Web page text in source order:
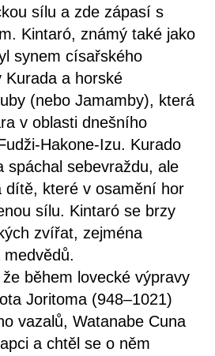
sílu a zde zápasí s
Kintaró, známý také jako
synem císařského
Kurada a horské
(nebo Jamamby), která
v oblasti dnešního
Hakone-Izu. Kurado
spáchal sebevraždu, ale
dítě, které v osamění hor
sílu. Kintaró se brzy
zvířat, zejména
během lovecké výpravy
Joritoma (948–1021)
vazalů, Watanabe Cuna
a chtěl se o něm